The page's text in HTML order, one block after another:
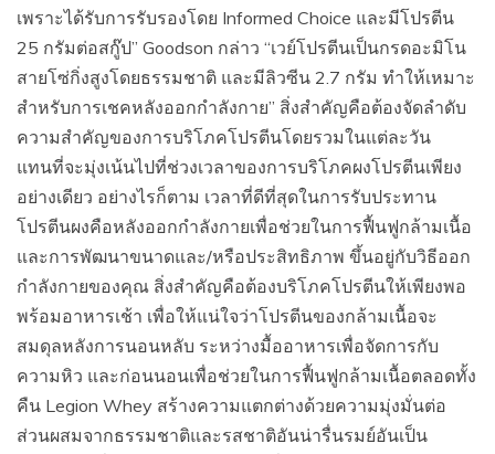
เพราะได้รับการรับรองโดย Informed Choice และมีโปรตีน
25 กรัมต่อสกู๊ป” Goodson กล่าว “เวย์โปรตีนเป็นกรดอะมิโน
สายโซ่กิ่งสูงโดยธรรมชาติ และมีลิวซีน 2.7 กรัม ทำให้เหมาะ
สำหรับการเชคหลังออกกำลังกาย” สิ่งสำคัญคือต้องจัดลำดับ
ความสำคัญของการบริโภคโปรตีนโดยรวมในแต่ละวัน
แทนที่จะมุ่งเน้นไปที่ช่วงเวลาของการบริโภคผงโปรตีนเพียง
อย่างเดียว อย่างไรก็ตาม เวลาที่ดีที่สุดในการรับประทาน
โปรตีนผงคือหลังออกกำลังกายเพื่อช่วยในการฟื้นฟูกล้ามเนื้อ
และการพัฒนาขนาดและ/หรือประสิทธิภาพ ขึ้นอยู่กับวิธีออก
กำลังกายของคุณ สิ่งสำคัญคือต้องบริโภคโปรตีนให้เพียงพอ
พร้อมอาหารเช้า เพื่อให้แน่ใจว่าโปรตีนของกล้ามเนื้อจะ
สมดุลหลังการนอนหลับ ระหว่างมื้ออาหารเพื่อจัดการกับ
ความหิว และก่อนนอนเพื่อช่วยในการฟื้นฟูกล้ามเนื้อตลอดทั้ง
คืน Legion Whey สร้างความแตกต่างด้วยความมุ่งมั่นต่อ
ส่วนผสมจากธรรมชาติและรสชาติอันน่ารื่นรมย์อันเป็น